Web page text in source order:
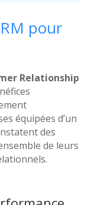
pour
Relationship
équipées d’un
des
de leurs